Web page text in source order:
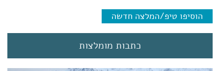
הוסיפו טיפ/המלצה חדשה
כתבות מומלצות